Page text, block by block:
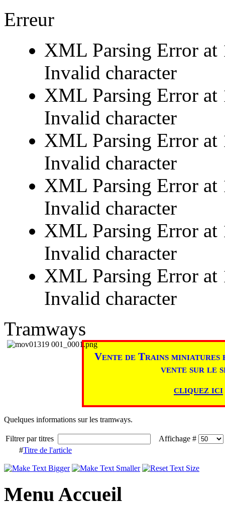
Erreur
XML Parsing Error at
Invalid character
XML Parsing Error at
Invalid character
XML Parsing Error at
Invalid character
XML Parsing Error at
Invalid character
XML Parsing Error at
Invalid character
XML Parsing Error at
Invalid character
Tramways
Vente de Trains miniatures
vente sur le
cliquez ici
Quelques informations sur les tramways.
Filtrer par titres
Affichage #
#Titre de l'article
Menu Accueil